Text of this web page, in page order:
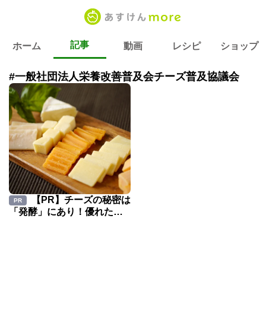
ホーム 記事 動画 レシピ ショップ
#一般社団法人栄養改善普及会チーズ普及協議会
PR
「発酵」にあり！優れた機